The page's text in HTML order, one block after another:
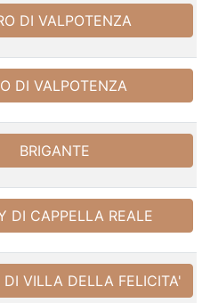
DI VALPOTENZA
DI VALPOTENZA
BRIGANTE
DI CAPPELLA REALE
VILLA DELLA FELICITA'